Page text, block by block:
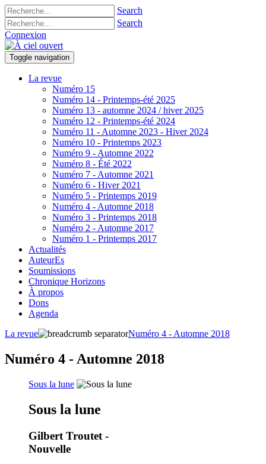
Search
Search
Connexion
Toggle navigation
La revue
Numéro 15
Numéro 14 - Printemps-été 2025
Numéro 13 - automne 2024 / hiver 2025
Numéro 12 - Printemps-été 2024
Numéro 11 - Automne 2023 - Hiver 2024
Numéro 10 - Printemps 2023
Numéro 9 - Automne 2022
Numéro 8 - Été 2022
Numéro 7 - Automne 2021
Numéro 6 - Hiver 2021
Numéro 5 - Printemps 2019
Numéro 4 - Automne 2018
Numéro 3 - Printemps 2018
Numéro 2 - Automne 2017
Numéro 1 - Printemps 2017
Actualités
AuteurEs
Soumissions
Chronique Horizons
À propos
Dons
Agenda
La revue
Numéro 4 - Automne 2018
Numéro 4 - Automne 2018
Sous la lune
Sous la lune
Gilbert Troutet -
Nouvelle